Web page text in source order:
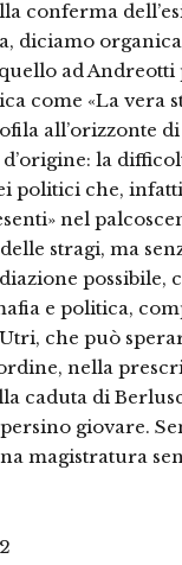
conferma
diciamo
ad
come «La vera
all’orizzonte
la
politici che,
nel
stragi, ma
possibile,
e politica,
che può
nella
caduta di
giovare.
magistratura